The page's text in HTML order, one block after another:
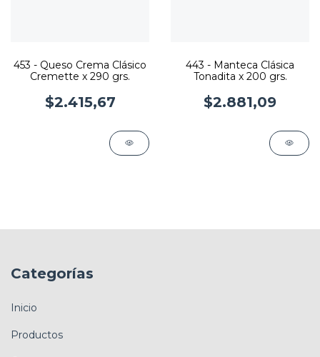
453 - Queso Crema Clásico
Cremette x 290 grs.
$2.415,67
443 - Manteca Clásica
Tonadita x 200 grs.
$2.881,09
Categorías
Inicio
Productos